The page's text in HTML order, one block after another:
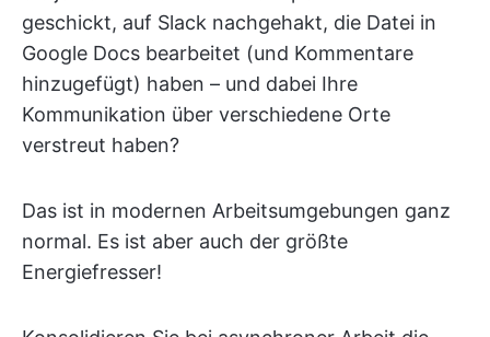
geschickt, auf Slack nachgehakt, die Datei in
Google Docs bearbeitet (und Kommentare
hinzugefügt) haben – und dabei Ihre
Kommunikation über verschiedene Orte
verstreut haben?
Das ist in modernen Arbeitsumgebungen ganz
normal. Es ist aber auch der größte
Energiefresser!